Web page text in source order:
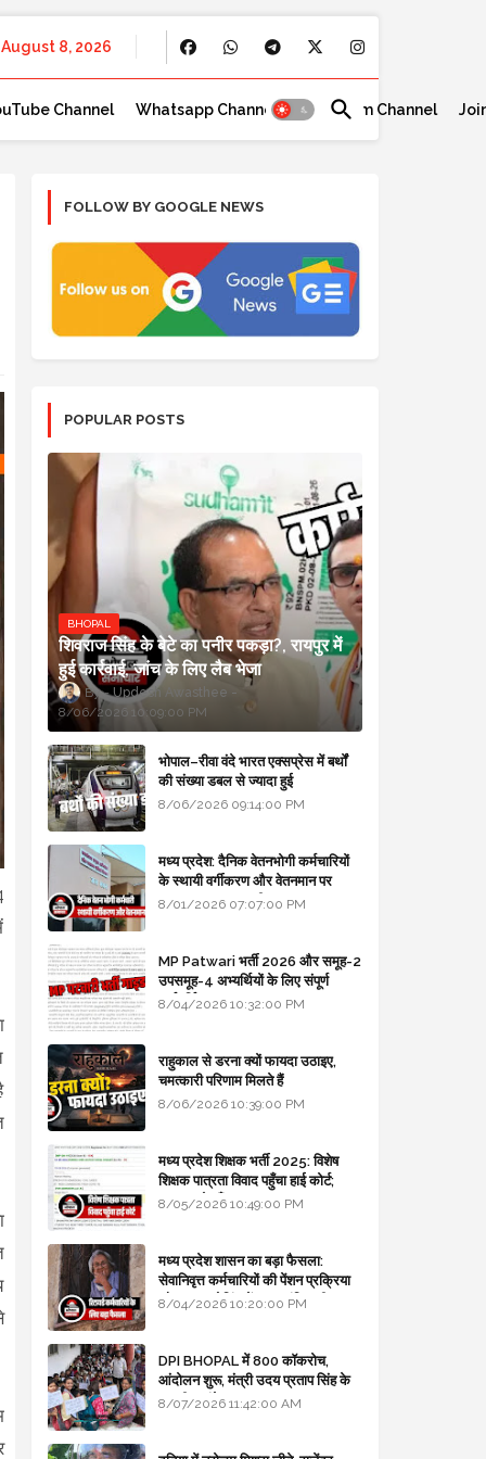
August 8, 2026
Channel Whatsapp Channel Telegram Channel
FOLLOW BY GOOGLE NEWS
POPULAR POSTS
BHOPAL
शिवराज सिंह के बेटे का पनीर पकड़ा?, रायपुर में
हुई कार्रवाई, जांच के लिए लैब भेजा
Updesh Awasthee
8/06/2026 10:09:00 PM
भोपाल–रीवा वंदे भारत एक्सप्रेस में बर्थों
की संख्या डबल से ज्यादा हुई
8/06/2026 09:14:00 PM
मध्य प्रदेश: दैनिक वेतनभोगी कर्मचारियों
के स्थायी वर्गीकरण और वेतनमान पर
सरकार का बड़ा स्पष्टीकरण
8/01/2026 07:07:00 PM
MP Patwari भर्ती 2026 और समूह-2
उपसमूह-4 अभ्यर्थियों के लिए संपूर्ण
मार्गदर्शिका
8/04/2026 10:32:00 PM
राहुकाल से डरना क्यों फायदा उठाइए,
चमत्कारी परिणाम मिलते हैं
8/06/2026 10:39:00 PM
मध्य प्रदेश शिक्षक भर्ती 2025: विशेष
शिक्षक पात्रता विवाद पहुँचा हाई कोर्ट;
सरकार से माँगा जवाब
8/05/2026 10:49:00 PM
मध्य प्रदेश शासन का बड़ा फैसला:
सेवानिवृत्त कर्मचारियों की पेंशन प्रक्रिया
और बजट कोडिंग में हुए क्रांतिकारी
8/04/2026 10:20:00 PM
DPI BHOPAL में 800 कॉकरोच,
आंदोलन शुरू, मंत्री उदय प्रताप सिंह के
घर भी जाएंगे
8/07/2026 11:42:00 AM